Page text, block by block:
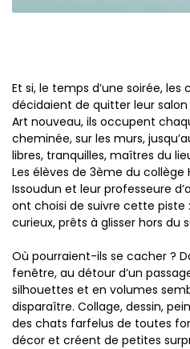
Et si, le temps d’une soirée, les
décidaient de quitter leur
Art nouveau, ils occupent
cheminée, sur les murs,
libres, tranquilles, maîtres du
Les élèves de 3ème du collège
Issoudun et leur professeure
ont choisi de suivre cette piste
curieux, prêts à glisser hors du
Où pourraient-ils se cacher ?
fenêtre, au détour d’un
silhouettes et en volumes
disparaître. Collage, dessin,
des chats farfelus de toutes
décor et créent de petites